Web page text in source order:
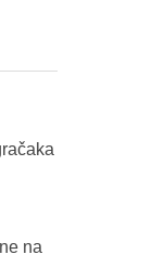
na